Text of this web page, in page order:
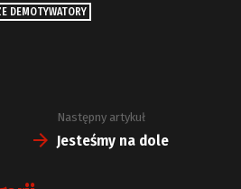
DEMOTYWATORY
Następny artykuł
Jesteśmy na dole